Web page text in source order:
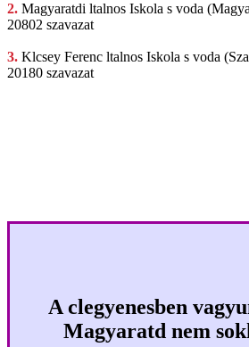
2. Magyaratdi ltalnos Iskola s voda
20802 szavazat
3. Klcsey Ferenc ltalnos Iskola s voda
20180 szavazat
A clegyenesben
Magyaratd nem